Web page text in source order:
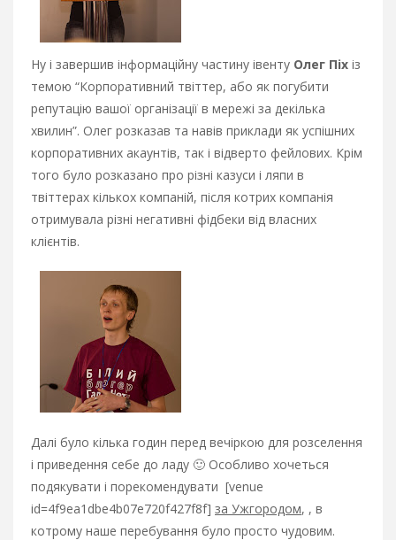
Ну і завершив інформаційну частину івенту Олег Піх із
темою “Корпоративний твіттер, або як погубити
репутацію вашої організації в мережі за декілька
хвилин”. Олег розказав та навів приклади як успішних
корпоративних акаунтів, так і відверто фейлових. Крім
того було розказано про різні казуси і ляпи в
твіттерах кількох компаній, після котрих компанія
отримувала різні негативні фідбеки від власних
клієнтів.
Далі було кілька годин перед вечіркою для розселення
і приведення себе до ладу 🙂 Особливо хочеться
подякувати і порекомендувати [venue
id=4f9ea1dbe4b07e720f427f8f] за Ужгородом, , в
котрому наше перебування було просто чудовим.